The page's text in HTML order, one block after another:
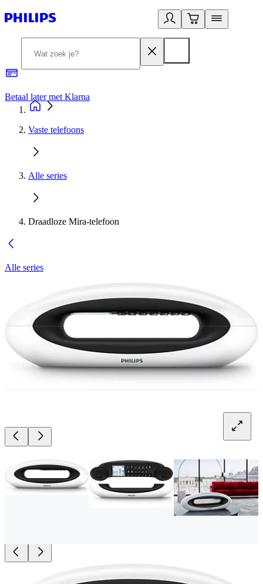
Betaal later met Klarna
Vaste telefoons
Alle series
Draadloze Mira-telefoon
Alle series